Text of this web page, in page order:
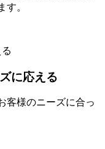
す。
に応える
客様のニーズに合っ